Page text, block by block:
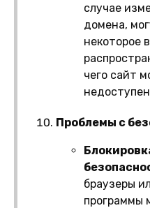
случае
домена,
некоторое
чего сайт
Проблемы с
браузеры
программы